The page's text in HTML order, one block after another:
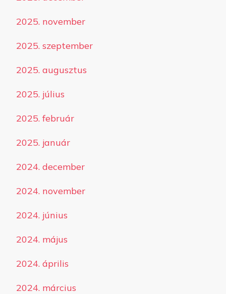
2025. november
2025. szeptember
2025. augusztus
2025. július
2025. február
2025. január
2024. december
2024. november
2024. június
2024. május
2024. április
2024. március